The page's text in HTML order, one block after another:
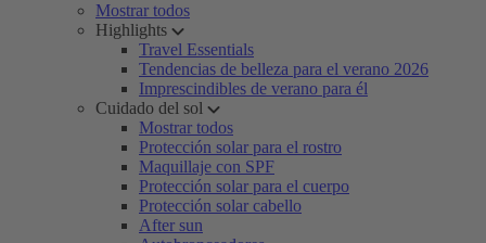
Mostrar todos
Highlights
Travel Essentials
Tendencias de belleza para el verano 2026
Imprescindibles de verano para él
Cuidado del sol
Mostrar todos
Protección solar para el rostro
Maquillaje con SPF
Protección solar para el cuerpo
Protección solar cabello
After sun